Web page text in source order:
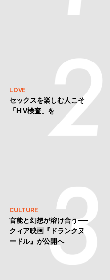
LOVE
セックスを楽しむ人こそ
「HIV検査」を
CULTURE
官能と幻想が溶け合う──
クィア映画『ドランクヌ
ードル』が公開へ